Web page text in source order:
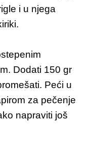
i u njega
Dodati 150 gr
Peći u
za pečenje
napraviti još